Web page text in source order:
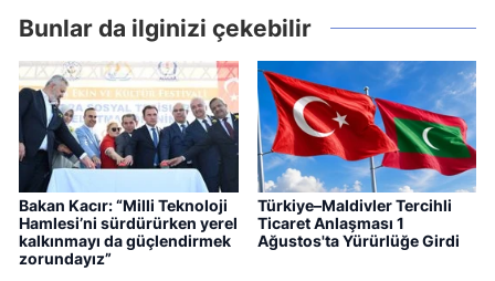
Bunlar da ilginizi çekebilir
Bakan Kacır: “Milli Teknoloji
Hamlesi’ni sürdürürken yerel
kalkınmayı da güçlendirmek
zorundayız”
Türkiye–Maldivler Tercihli
Ticaret Anlaşması 1
Ağustos'ta Yürürlüğe Girdi